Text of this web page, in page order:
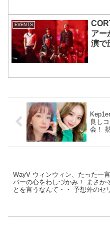
EVENTS
アー
演で
良し
会！
WayV ウィンウィン、たった一
バーの心をわしづかみ！ まさか
とを言うなんて・・ 予想外のセ